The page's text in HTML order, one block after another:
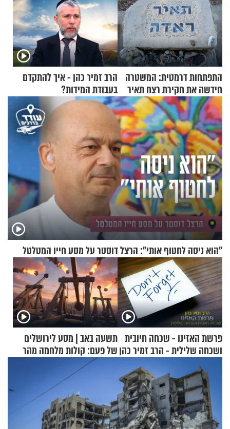
התפתחות דרמטית: המשטרה
חידשה את חקירת רצח תאיר
ראדה
הרב זמיר כהן - איך להתקדם
בעבודת המידות?
"הוא ניסה לחטוף אותי": הרצל דוסטר על מסע חייו המטלטל
פרשת האזינו - שכחה חיובית
ושכחה שלילית - הרב זמיר כהן
תשעה באב | מסע לירושלים
של פעם: קולות מלחמה מהר
הזיתים